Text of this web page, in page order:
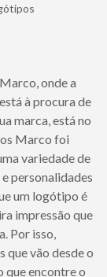
onde a
à procura de
marca, está no
Marco foi
variedade de
personalidades
um logótipo é
impressão que
Por isso,
que vão desde o
que encontre o